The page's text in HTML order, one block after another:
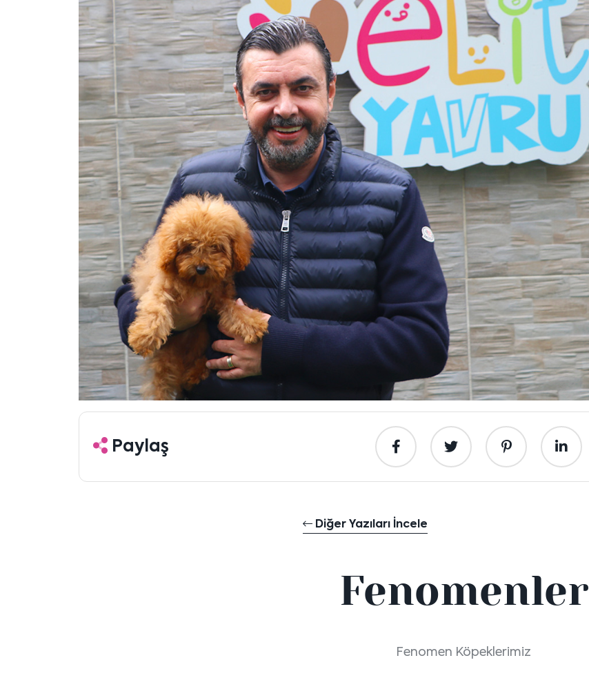
Paylaş
Diğer Yazıları İncele
Fenomenler
Fenomen Köpeklerimiz